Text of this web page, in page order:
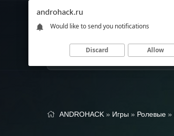
Andro
HACK
Скачивай
и
Главная Игры
ANDROHACK » Игры » Ролевые »
androhack.ru
Would like to send you notifications
Discard Allow